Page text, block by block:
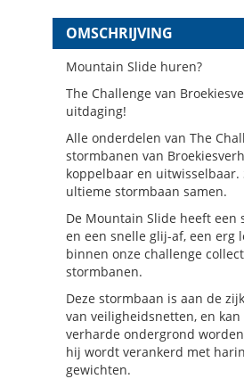
OMSCHRIJVING
Mountain Slide huren?
The Challenge van
uitdaging!
Alle onderdelen van The
stormbanen van
koppelbaar en uitwisselbaar.
ultieme stormbaan samen.
De Mountain Slide heeft een
en een snelle glij-af, een erg
binnen onze challenge
stormbanen.
Deze stormbaan is aan de
van veiligheidsnetten, en kan
verharde ondergrond
hij wordt verankerd met
gewichten.